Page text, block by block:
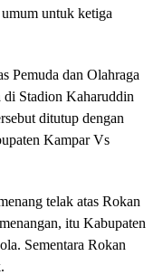
untuk ketiga
Pemuda dan Olahraga
Stadion Kaharuddin
ditutup dengan
Kampar Vs
telak atas Rokan
itu Kabupaten
Sementara Rokan